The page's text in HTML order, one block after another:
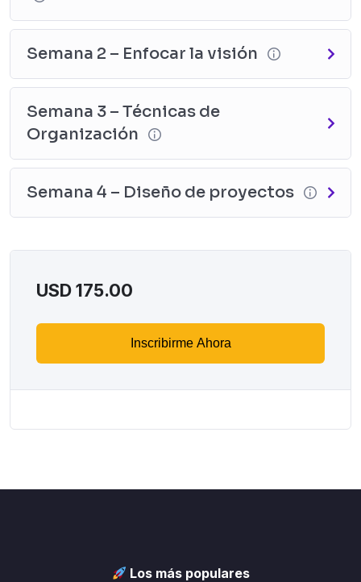
Semana 2 – Enfocar la visión
Semana 3 – Técnicas de
Organización
Semana 4 – Diseño de proyectos
USD175.00
Inscribirme Ahora
Los más populares